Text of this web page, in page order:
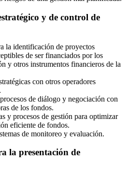
y de control de
la identificación de proyectos
de ser financiados por los
y otros instrumentos financieros de la
con otros operadores
de diálogo y negociación con
de los fondos.
y procesos de gestión para optimizar
eficiente de fondos.
de monitoreo y evaluación.
la presentación de